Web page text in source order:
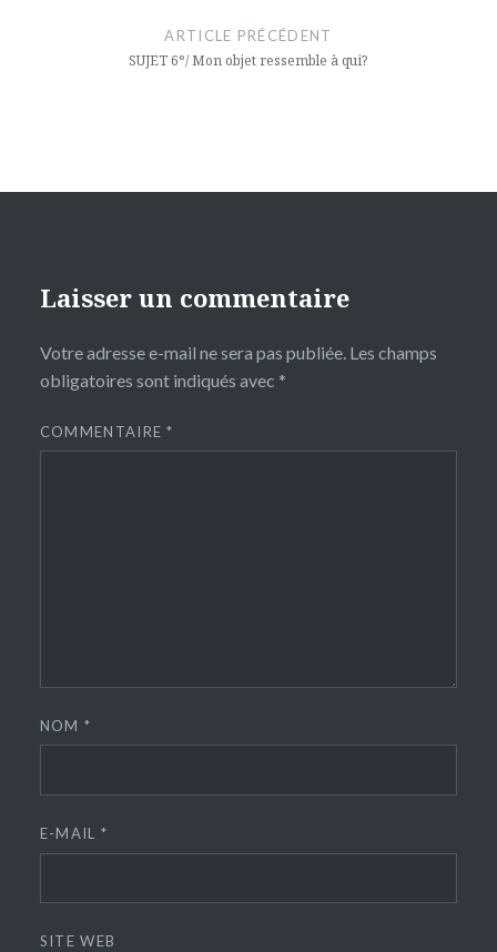
ARTICLE PRÉCÉDENT
SUJET 6°/ Mon objet ressemble à qui?
Laisser un commentaire
Votre adresse e-mail ne sera pas publiée. Les champs
obligatoires sont indiqués avec *
COMMENTAIRE*
NOM*
E-MAIL *
SITE WEB